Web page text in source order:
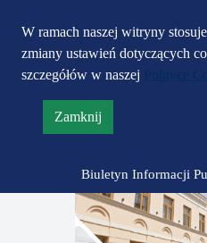
W ramach naszej witryny
zmiany ustawień dotyczących
szczegółów w naszej
Zamknij
informację
polityce
prywatności
Biuletyn Informacji